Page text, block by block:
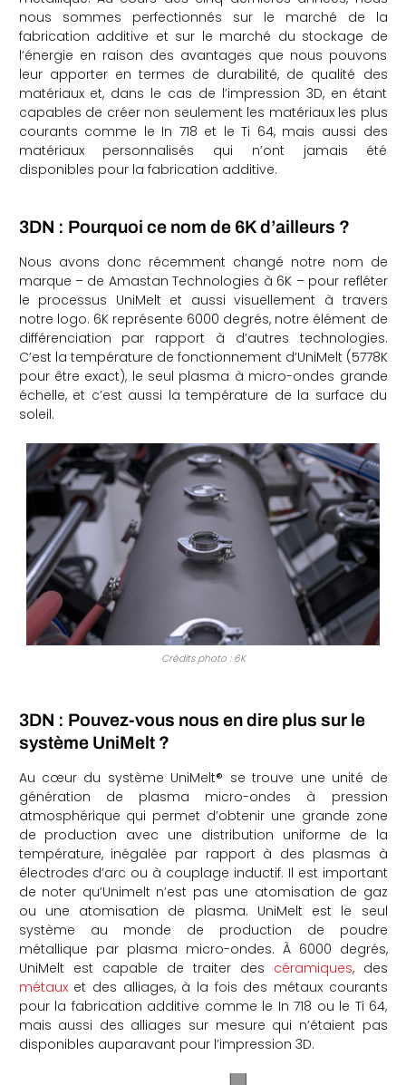
nous sommes perfectionnés sur le marché de la
fabrication additive et sur le marché du stockage de
l’énergie en raison des avantages que nous pouvons
leur apporter en termes de durabilité, de qualité des
matériaux et, dans le cas de l’impression 3D, en étant
capables de créer non seulement les matériaux les plus
courants comme le In 718 et le Ti 64, mais aussi des
matériaux personnalisés qui n’ont jamais été
disponibles pour la fabrication additive.
3DN : Pourquoi ce nom de 6K d’ailleurs ?
Nous avons donc récemment changé notre nom de
marque – de Amastan Technologies à 6K – pour refléter
le processus UniMelt et aussi visuellement à travers
notre logo. 6K représente 6000 degrés, notre élément de
différenciation par rapport à d’autres technologies.
C’est la température de fonctionnement d’UniMelt (5778K
pour être exact), le seul plasma à micro-ondes grande
échelle, et c’est aussi la température de la surface du
soleil.
Crédits photo : 6K
3DN : Pouvez-vous nous en dire plus sur le
système UniMelt ?
Au cœur du système UniMelt® se trouve une unité de
génération de plasma micro-ondes à pression
atmosphérique qui permet d’obtenir une grande zone
de production avec une distribution uniforme de la
température, inégalée par rapport à des plasmas à
électrodes d’arc ou à couplage inductif. Il est important
de noter qu’Unimelt n’est pas une atomisation de gaz
ou une atomisation de plasma. UniMelt est le seul
système au monde de production de poudre
métallique par plasma micro-ondes. À 6000 degrés,
UniMelt est capable de traiter des céramiques, des
métauxet des alliages, à la fois des métaux courants
pour la fabrication additive comme le In 718 ou le Ti 64,
mais aussi des alliages sur mesure qui n’étaient pas
disponibles auparavant pour l’impression 3D.